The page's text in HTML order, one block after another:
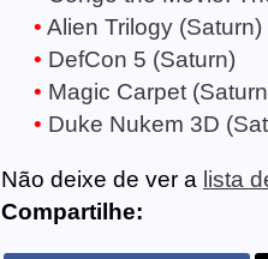
Alien Trilogy (Saturn)
DefCon 5 (Saturn)
Magic Carpet
Duke Nukem 3D
Não deixe de ver a lista
Compartilhe: